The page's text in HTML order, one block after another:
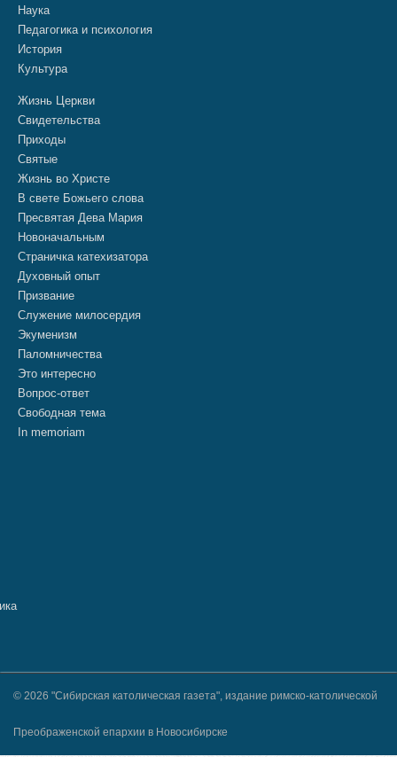
Наука
Педагогика и психология
История
Культура
Жизнь Церкви
Свидетельства
Приходы
Святые
Жизнь во Христе
В свете Божьего слова
Пресвятая Дева Мария
Новоначальным
Страничка катехизатора
Духовный опыт
Призвание
Служение милосердия
Экуменизм
Паломничества
Это интересно
Вопрос-ответ
Свободная тема
In memoriam
© 2026 "Сибирская католическая газета", издание римско-католической
Преображенской епархии в Новосибирске